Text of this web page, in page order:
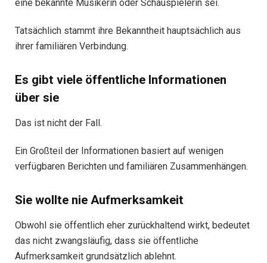
eine bekannte Musikerin oder Schauspielerin sei.
Tatsächlich stammt ihre Bekanntheit hauptsächlich aus
ihrer familiären Verbindung.
Es gibt viele öffentliche Informationen
über sie
Das ist nicht der Fall.
Ein Großteil der Informationen basiert auf wenigen
verfügbaren Berichten und familiären Zusammenhängen.
Sie wollte nie Aufmerksamkeit
Obwohl sie öffentlich eher zurückhaltend wirkt, bedeutet
das nicht zwangsläufig, dass sie öffentliche
Aufmerksamkeit grundsätzlich ablehnt.